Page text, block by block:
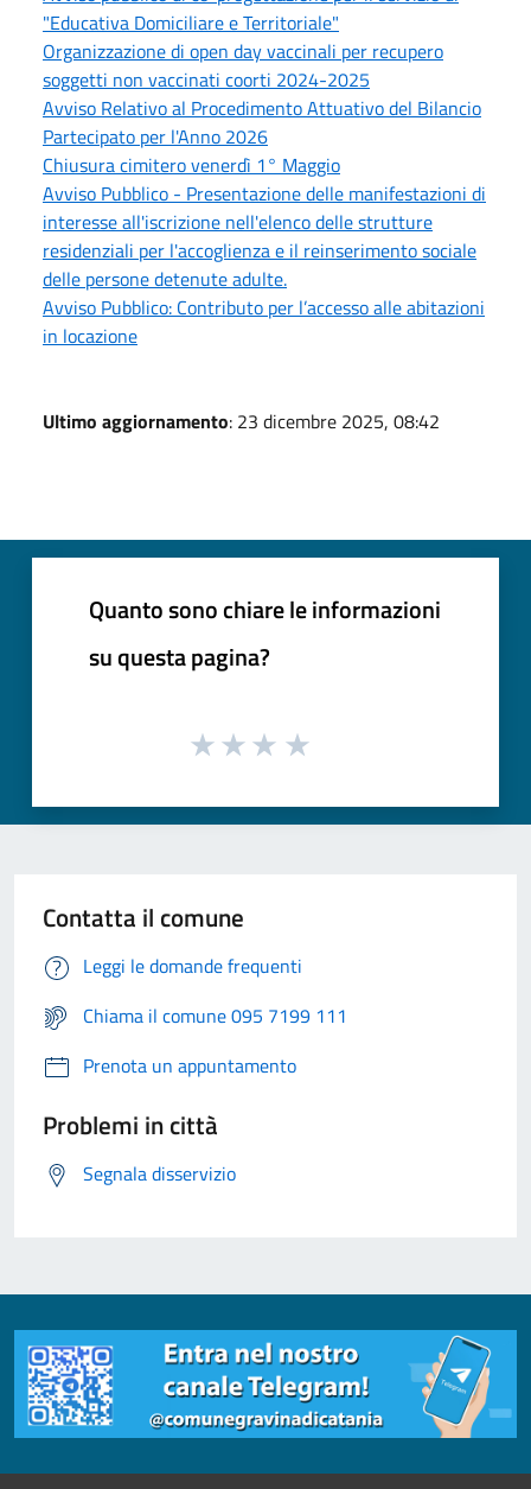
"Educativa Domiciliare e Territoriale"
Organizzazione di open day vaccinali per recupero
soggetti non vaccinati coorti 2024-2025
Avviso Relativo al Procedimento Attuativo del Bilancio
Partecipato per l'Anno 2026
Chiusura cimitero venerdì 1° Maggio
Avviso Pubblico - Presentazione delle manifestazioni di
interesse all'iscrizione nell'elenco delle strutture
residenziali per l'accoglienza e il reinserimento sociale
delle persone detenute adulte.
Avviso Pubblico: Contributo per l’accesso alle abitazioni
in locazione
Ultimo aggiornamento: 23 dicembre 2025, 08:42
Quanto sono chiare le informazioni
su questa pagina?
Contatta il comune
Leggi le domande frequenti
Chiama il comune 095 7199 111
Prenota un appuntamento
Problemi in città
Segnala disservizio